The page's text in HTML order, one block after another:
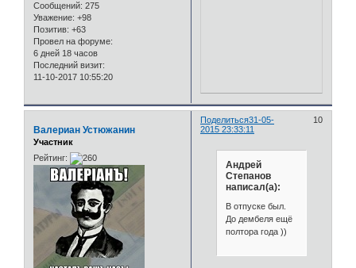
Сообщений: 275
Уважение: +98
Позитив: +63
Провел на форуме:
6 дней 18 часов
Последний визит:
11-10-2017 10:55:20
Поделиться 10
31-05-
2015 23:33:11
Валериан Устюжанин
Участник
Рейтинг:
Андрей
Степанов
написал(а):
В отпуске был.
До дембеля ещё
полтора года ))